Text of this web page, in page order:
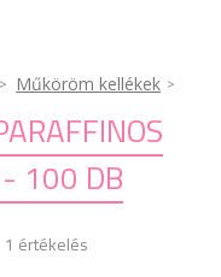
Műköröm kellékek
- 100 DB
1 értékelés